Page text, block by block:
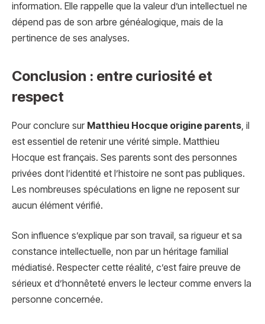
information. Elle rappelle que la valeur d’un intellectuel ne
dépend pas de son arbre généalogique, mais de la
pertinence de ses analyses.
Conclusion : entre curiosité et
respect
Pour conclure sur Matthieu Hocque origine parents , il
est essentiel de retenir une vérité simple. Matthieu
Hocque est français. Ses parents sont des personnes
privées dont l’identité et l’histoire ne sont pas publiques.
Les nombreuses spéculations en ligne ne reposent sur
aucun élément vérifié.
Son influence s’explique par son travail, sa rigueur et sa
constance intellectuelle, non par un héritage familial
médiatisé. Respecter cette réalité, c’est faire preuve de
sérieux et d’honnêteté envers le lecteur comme envers la
personne concernée.